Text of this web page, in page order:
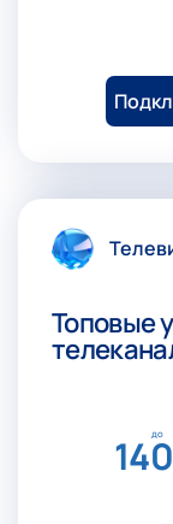
Топовые
140
до